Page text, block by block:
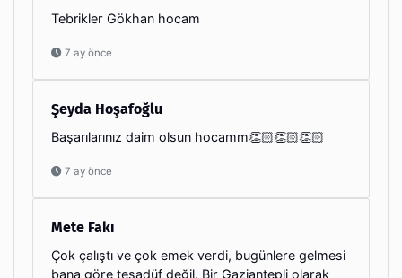
Tebrikler Gökhan hocam
7 ay önce
Şeyda Hoşafoğlu
Başarılarınız daim olsun hocamm👏🏻👏🏻👏🏻
7 ay önce
Mete Fakı
Çok çalıştı ve çok emek verdi, bugünlere gelmesi
bana göre tesadüf değil. Bir Gaziantepli olarak